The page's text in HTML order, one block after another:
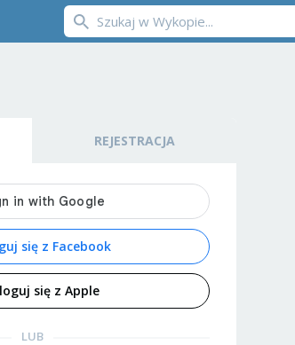
REJESTRACJA
się z Facebook
się z Apple
LUB